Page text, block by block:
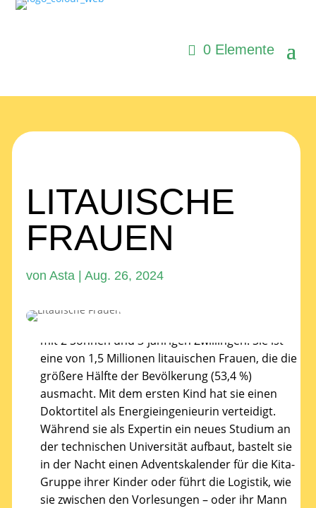
0 Elemente
LITAUISCHE
FRAUEN
von Asta Aug. 26, 2024
mit 2 Söhnen und 3-jährigen Zwillingen. Sie ist
eine von 1,5 Millionen litauischen Frauen, die die
größere Hälfte der Bevölkerung (53,4 %)
ausmacht. Mit dem ersten Kind hat sie einen
Doktortitel als Energieingenieurin verteidigt.
Während sie als Expertin ein neues Studium an
der technischen Universität aufbaut, bastelt sie
in der Nacht einen Adventskalender für die Kita-
Gruppe ihrer Kinder oder führt die Logistik, wie
sie zwischen den Vorlesungen – oder ihr Mann